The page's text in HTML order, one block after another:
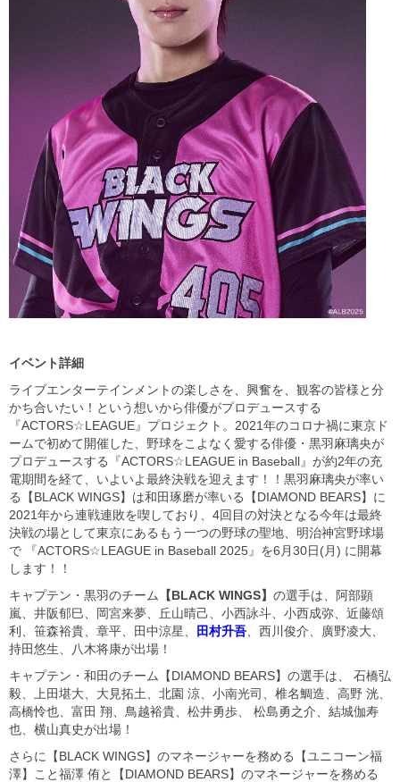
イベント詳細
ライブエンターテインメントの楽しさを、興奮を、観客の皆様と分
かち合いたい！という想いから俳優がプロデュースする
『ACTORS☆LEAGUE』プロジェクト。2021年のコロナ禍に東京ド
ームで初めて開催した、野球をこよなく愛する俳優・黒羽麻璃央が
プロデュースする『ACTORS☆LEAGUE in Baseball』が約2年の充
電期間を経て、いよいよ最終決戦を迎えます！！黒羽麻璃央が率い
る【BLACK WINGS】は和田琢磨が率いる【DIAMOND BEARS】に
2021年から連戦連敗を喫しており、4回目の対決となる今年は最終
決戦の場として東京にあるもう一つの野球の聖地、明治神宮野球場
で 『ACTORS☆LEAGUE in Baseball 2025』を6月30日(月) に開幕
します！！
キャプテン・黒羽のチーム 【BLACK WINGS】 の選手は、阿部顕
嵐、井阪郁巳、岡宮来夢、丘山晴己、小西詠斗、小西成弥、近藤頌
利、笹森裕貴、章平、田中涼星、
田村升吾、西川俊介、廣野凌大、
持田悠生、八木将康が出場！
キャプテン・和田のチーム【DIAMOND BEARS】の選手は、 石橋弘
毅、上田堪大、大見拓土、北園 涼、小南光司、椎名鯛造、高野 洸、
高橋怜也、富田 翔、鳥越裕貴、松井勇歩、 松島勇之介、結城伽寿
也、横山真史が出場！
さらに【BLACK WINGS】のマネージャーを務める【ユニコーン福
澤】こと福澤 侑と【DIAMOND BEARS】のマネージャーを務める